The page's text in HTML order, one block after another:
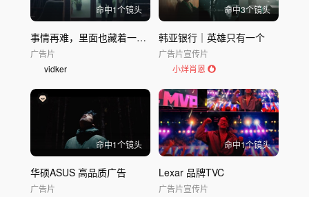
命中1个镜头
事情再难，里面也藏着一个“又”
广告片
vidker
命中3个镜头
韩亚银行｜英雄只有一个
广告片宣传片
小烊肖恩
命中1个镜头
华硕ASUS 高品质广告
广告片
命中1个镜头
Lexar 品牌TVC
广告片宣传片